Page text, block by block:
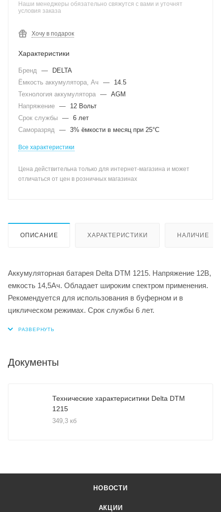
Наши менеджеры обязательно свяжутся с вами и уточнят
условия заказа
Хочу в подарок
Характеристики
Бренд —
DELTA
Ёмкость аккумулятора, Ач
—
14.5
Технология аккумулятора — AGM
Напряжение —
12 Вольт
Срок службы — 6 лет
Саморазряд — 3% ёмкости в месяц при 25°С
Все характеристики
Цена действительна только для интернет-магазина и может
отличаться от цен в розничных магазинах
ОПИСАНИЕ ХАРАКТЕРИСТИКИ НАЛИЧИЕ
Аккумуляторная батарея Delta DTM 1215. Напряжение 12В,
емкость 14,5Ач. Обладает широким спектром применения.
Рекомендуется для использования в буферном и в
циклическом режимах. Срок службы 6 лет.
Документы
Технические характериситики Delta DTM
1215
349,3 кб
НОВОСТИ
АКЦИИ